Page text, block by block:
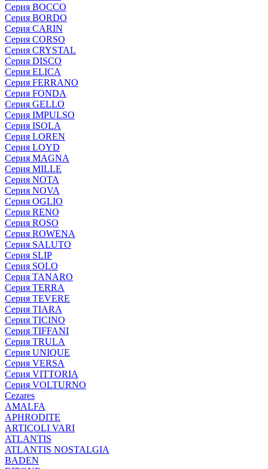
Серия BOCCO
Серия BORDO
Серия CARIN
Серия CORSO
Серия CRYSTAL
Серия DISCO
Серия ELICA
Серия FERRANO
Серия FONDA
Серия GELLO
Серия IMPULSO
Серия ISOLA
Серия LOREN
Серия LOYD
Серия MAGNA
Серия MILLE
Серия NOTA
Серия NOVA
Серия OGLIO
Серия RENO
Серия ROSO
Серия ROWENA
Серия SALUTO
Серия SLIP
Серия SOLO
Серия TANARO
Серия TERRA
Серия TEVERE
Серия TIARA
Серия TICINO
Серия TIFFANI
Серия TRULA
Серия UNIQUE
Серия VERSA
Серия VITTORIA
Серия VOLTURNO
Cezares
AMALFA
APHRODITE
ARTICOLI VARI
ATLANTIS
ATLANTIS NOSTALGIA
BADEN